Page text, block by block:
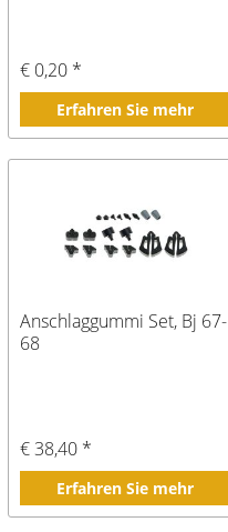
€ 0,20 *
Erfahren Sie mehr
Anschlaggummi Set, Bj 67-
68
€ 38,40 *
Erfahren Sie mehr